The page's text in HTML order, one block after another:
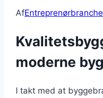
Af
moderne
I takt med at